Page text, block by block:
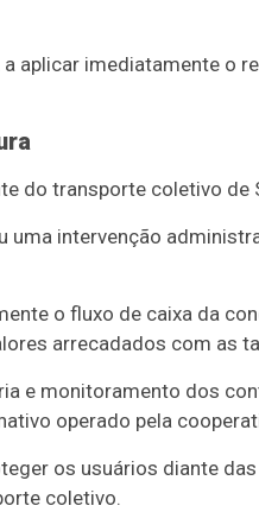
aplicar imediatamente o
do transporte coletivo de
intervenção
o fluxo de caixa da
arrecadados com as
e monitoramento dos
operado pela
os usuários diante
coletivo.